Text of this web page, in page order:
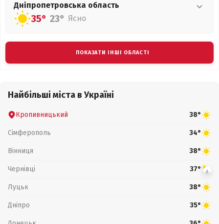
Дніпропетровська область
35° 23° Ясно
ПОКАЗАТИ ІНШІ ОБЛАСТІ
Найбільші міста в Україні
Кропивницький 38°
Сімферополь 34°
Вінниця 38°
Чернівці 37°
Луцьк 38°
Дніпро 35°